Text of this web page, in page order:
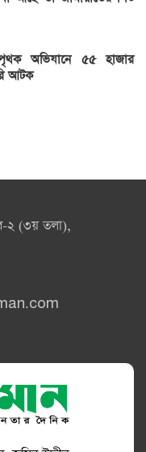
অভিযানে ৫৫ হাজার
আটক
২ (৩য় তলা),